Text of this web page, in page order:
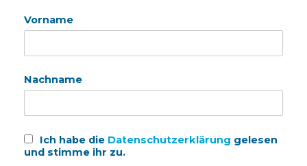
Vorname
Nachname
Ich habe die Datenschutzerklärung gelesen
und stimme ihr zu.